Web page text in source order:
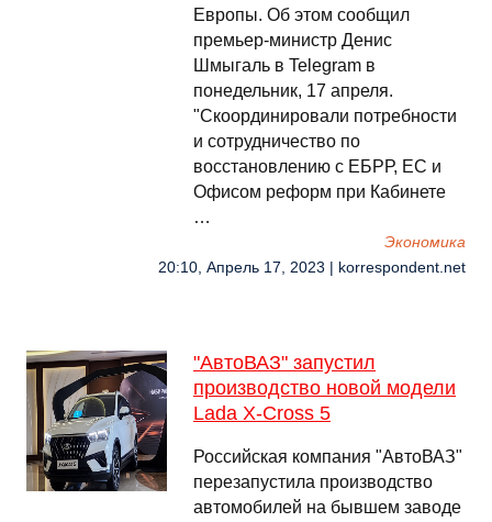
Европы. Об этом сообщил
премьер-министр Денис
Шмыгаль в Telegram в
понедельник, 17 апреля.
"Скоординировали потребности
и сотрудничество по
восстановлению с ЕБРР, ЕС и
Офисом реформ при Кабинете
…
Экономика
20:10, Апрель 17, 2023 | korrespondent.net
"АвтоВАЗ" запустил
производство новой модели
Lada X-Cross 5
Российская компания "АвтоВАЗ"
перезапустила производство
автомобилей на бывшем заводе